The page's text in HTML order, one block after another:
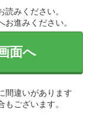
読みください。
お進みください。
面へ
間違いがあります
ございます。